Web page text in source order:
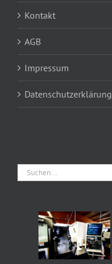
Kontakt
AGB
Impressum
Datenschutzerklärung
Suche
nach: